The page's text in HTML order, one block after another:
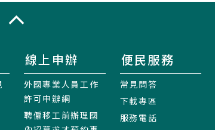
線上申辦
外國專業人員工作
許可申辦網
聘僱移工前辦理國
便民服務
常見問答
下載專區
服務電話